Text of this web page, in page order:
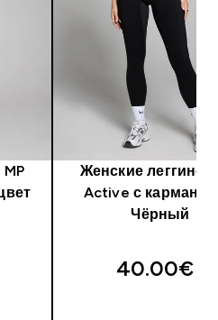
Женские леггинсы
Active с
Чёрный
40.00€‎